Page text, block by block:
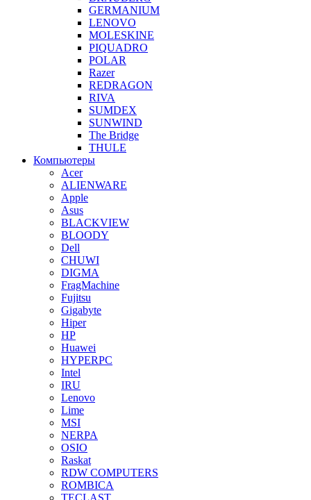
GERMANIUM
LENOVO
MOLESKINE
PIQUADRO
POLAR
Razer
REDRAGON
RIVA
SUMDEX
SUNWIND
The Bridge
THULE
Компьютеры
Acer
ALIENWARE
Apple
Asus
BLACKVIEW
BLOODY
Dell
CHUWI
DIGMA
FragMachine
Fujitsu
Gigabyte
Hiper
HP
Huawei
HYPERPC
Intel
IRU
Lenovo
Lime
MSI
NERPA
OSIO
Raskat
RDW COMPUTERS
ROMBICA